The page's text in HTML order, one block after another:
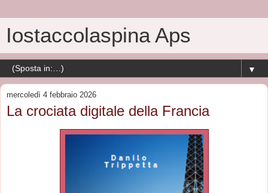
Iostaccolaspina Aps
▼
mercoledì 4 febbraio 2026
La crociata digitale della Francia